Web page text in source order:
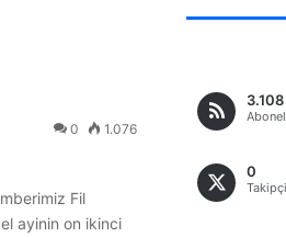
0 1.076
Fil
ayinin on ikinci
3.108
0
Takipçi